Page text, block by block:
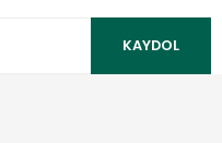
bulunuyor.
KAYDOL